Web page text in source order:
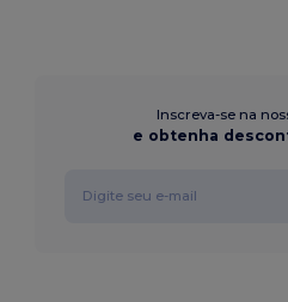
Inscreva-se na
e obtenha